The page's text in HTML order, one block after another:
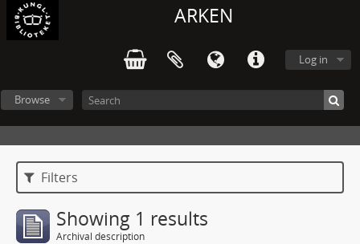
ARKEN
Log in
Browse
Filters
Showing 1 results
Archival description